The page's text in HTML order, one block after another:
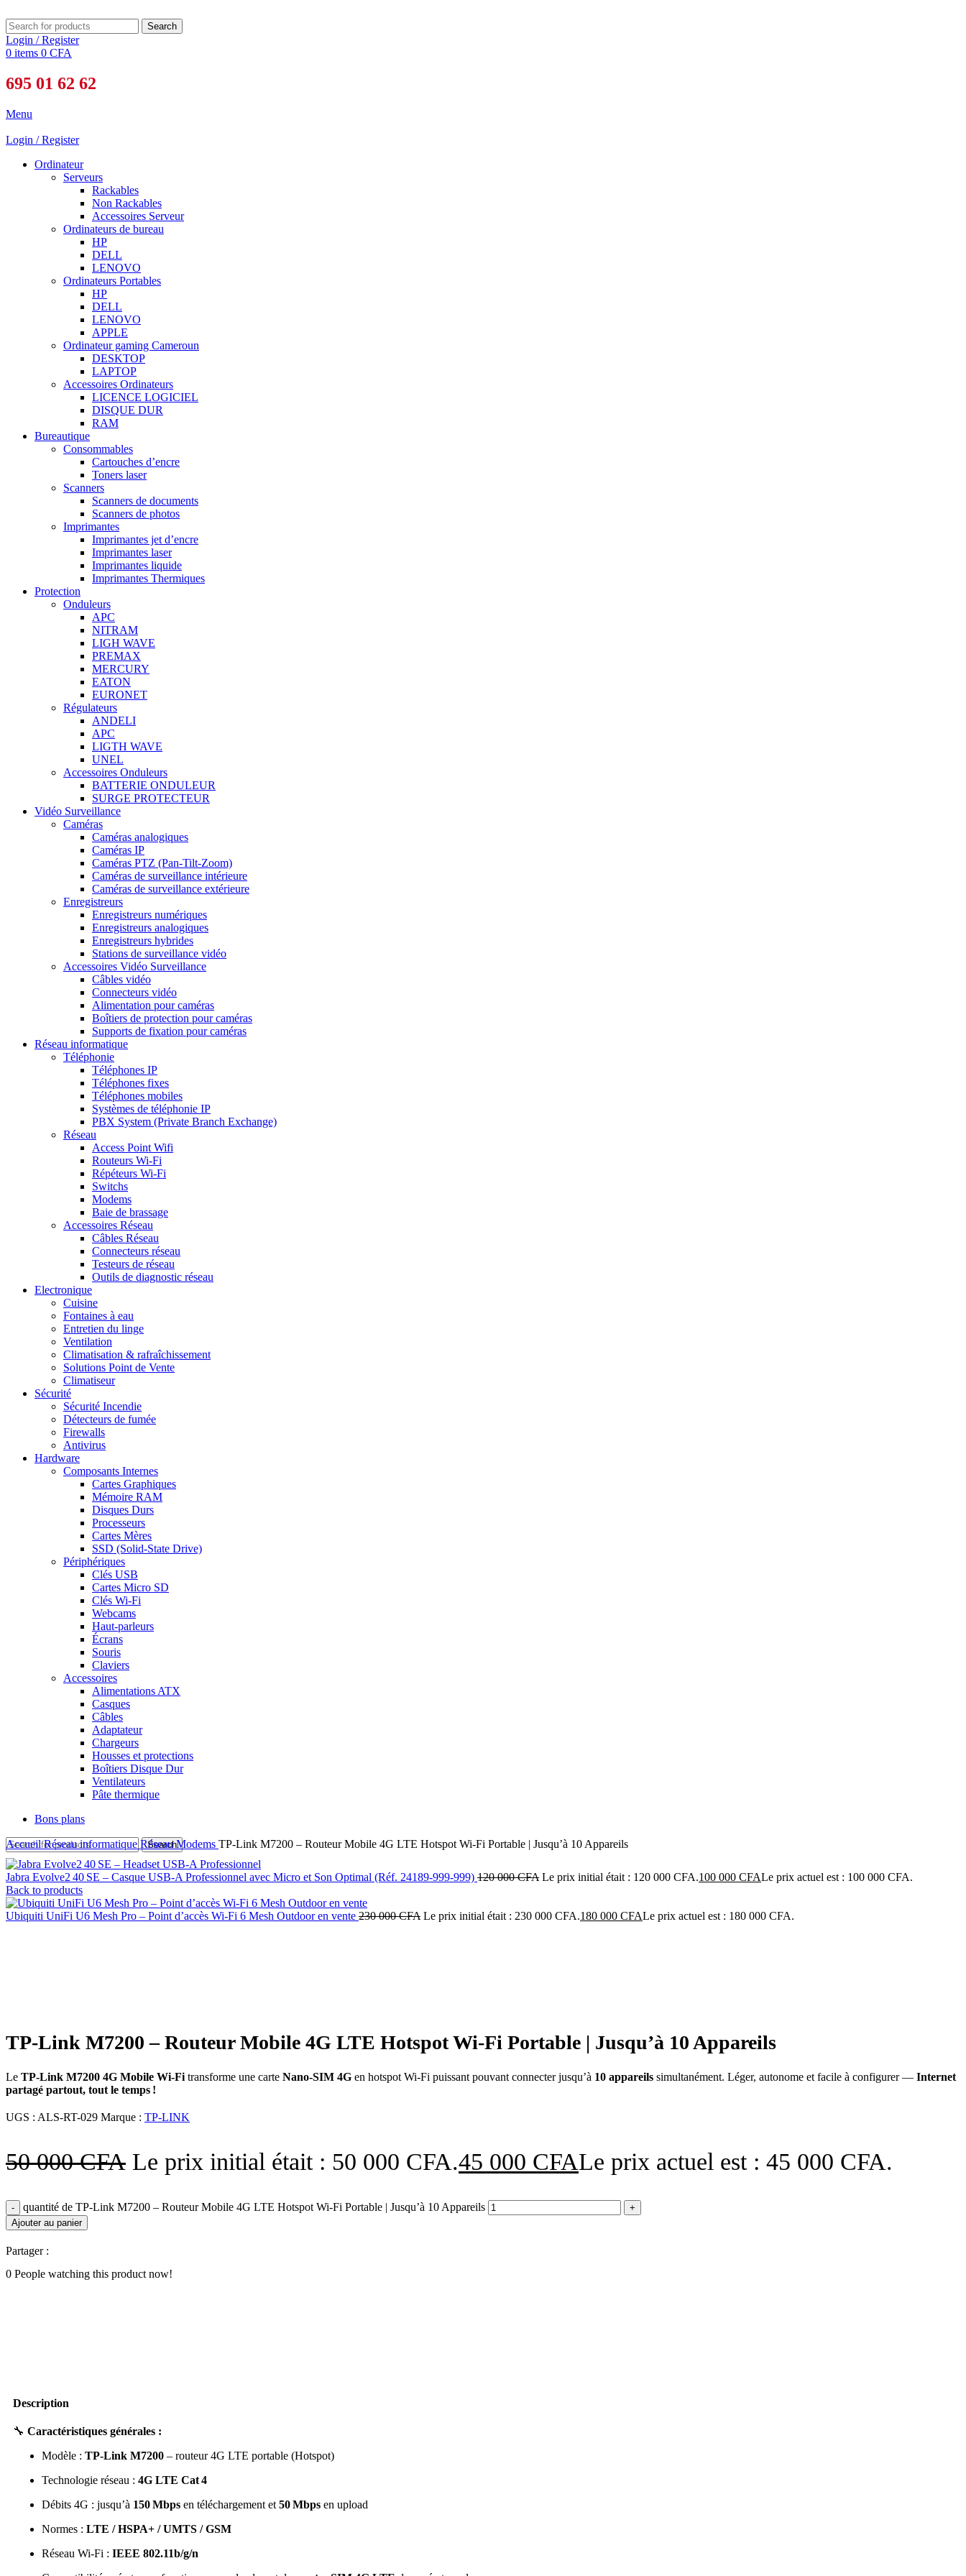
Search
Login / Register
0 items 0 CFA
695 01 62 62
Menu
Login / Register
Ordinateur
Serveurs
Rackables
Non Rackables
Accessoires Serveur
Ordinateurs de bureau
HP
DELL
LENOVO
Ordinateurs Portables
HP
DELL
LENOVO
APPLE
Ordinateur gaming Cameroun
DESKTOP
LAPTOP
Accessoires Ordinateurs
LICENCE LOGICIEL
DISQUE DUR
RAM
Bureautique
Consommables
Cartouches d’encre
Toners laser
Scanners
Scanners de documents
Scanners de photos
Imprimantes
Imprimantes jet d’encre
Imprimantes laser
Imprimantes liquide
Imprimantes Thermiques
Protection
Onduleurs
APC
NITRAM
LIGH WAVE
PREMAX
MERCURY
EATON
EURONET
Régulateurs
ANDELI
APC
LIGTH WAVE
UNEL
Accessoires Onduleurs
BATTERIE ONDULEUR
SURGE PROTECTEUR
Vidéo Surveillance
Caméras
Caméras analogiques
Caméras IP
Caméras PTZ (Pan-Tilt-Zoom)
Caméras de surveillance intérieure
Caméras de surveillance extérieure
Enregistreurs
Enregistreurs numériques
Enregistreurs analogiques
Enregistreurs hybrides
Stations de surveillance vidéo
Accessoires Vidéo Surveillance
Câbles vidéo
Connecteurs vidéo
Alimentation pour caméras
Boîtiers de protection pour caméras
Supports de fixation pour caméras
Réseau informatique
Téléphonie
Téléphones IP
Téléphones fixes
Téléphones mobiles
Systèmes de téléphonie IP
PBX System (Private Branch Exchange)
Réseau
Access Point Wifi
Routeurs Wi-Fi
Répéteurs Wi-Fi
Switchs
Modems
Baie de brassage
Accessoires Réseau
Câbles Réseau
Connecteurs réseau
Testeurs de réseau
Outils de diagnostic réseau
Electronique
Cuisine
Fontaines à eau
Entretien du linge
Ventilation
Climatisation & rafraîchissement
Solutions Point de Vente
Climatiseur
Sécurité
Sécurité Incendie
Détecteurs de fumée
Firewalls
Antivirus
Hardware
Composants Internes
Cartes Graphiques
Mémoire RAM
Disques Durs
Processeurs
Cartes Mères
SSD (Solid-State Drive)
Périphériques
Clés USB
Cartes Micro SD
Clés Wi-Fi
Webcams
Haut-parleurs
Écrans
Souris
Claviers
Accessoires
Alimentations ATX
Casques
Câbles
Adaptateur
Chargeurs
Housses et protections
Boîtiers Disque Dur
Ventilateurs
Pâte thermique
Bons plans
Search
AccueilRéseau informatique RéseauModems TP‑Link M7200 – Routeur Mobile 4G LTE Hotspot Wi‑Fi Portable | Jusqu’à 10 Appareils
Jabra Evolve2 40 SE – Casque USB‑A Professionnel avec Micro et Son Optimal (Réf. 24189‑999‑999) 120 000CFA Le prix initial était : 120 000 CFA.100 000 CFALe prix actuel est : 100 000 CFA.
Back to products
Ubiquiti UniFi U6 Mesh Pro – Point d’accès Wi-Fi 6 Mesh Outdoor en vente 230 000CFA Le prix initial était : 230 000 CFA.180 000 CFALe prix actuel est : 180 000 CFA.
TP‑Link M7200 – Routeur Mobile 4G LTE Hotspot Wi‑Fi Portable | Jusqu’à 10 Appareils
Le TP‑Link M7200 4G Mobile Wi‑Fi transforme une carte Nano‑SIM 4G en hotspot Wi‑Fi puissant pouvant connecter jusqu’à 10 appareils simultanément. Léger, autonome et facile à configurer — Internet
partagé partout, tout le temps !
UGS : ALS-RT-029 Marque : TP-LINK
50 000CFA Le prix initial était : 50 000 CFA.45 000 CFALe prix actuel est : 45 000 CFA.
quantité de TP‑Link M7200 – Routeur Mobile 4G LTE Hotspot Wi‑Fi Portable | Jusqu’à 10 Appareils
Ajouter au panier
Partager :
0 People watching this product now!
Description
🔧 Caractéristiques générales :
Modèle : TP‑Link M7200 – routeur 4G LTE portable (Hotspot)
Technologie réseau : 4G LTE Cat 4
Débits 4G : jusqu’à 150 Mbps en téléchargement et 50 Mbps en upload
Normes : LTE / HSPA+ / UMTS / GSM
Réseau Wi‑Fi : IEEE 802.11b/g/n